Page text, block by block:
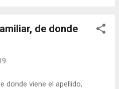
de donde
donde viene el apellido,